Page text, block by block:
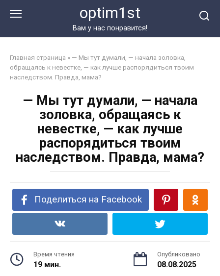
optim1st
Вам у нас понравится!
Главная страница » — Мы тут думали, — начала золовка,
обращаясь к невестке, — как лучше распорядиться твоим
наследством. Правда, мама?
— Мы тут думали, — начала
золовка, обращаясь к
невестке, — как лучше
распорядиться твоим
наследством. Правда, мама?
Поделиться на Facebook
Время чтения
19 мин.
Опубликовано
08.08.2025